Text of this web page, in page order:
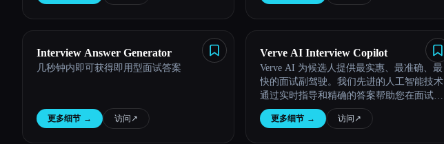
Interview Answer Generator
几秒钟内即可获得即用型面试答案
更多细节 → 访问 ↗︎
Verve AI Interview Copilot
Verve AI 为候选人提供最实惠、最准确、最
快的面试副驾驶。我们先进的人工智能技术
通过实时指导和精确的答案帮助您在面试中
脱颖而出。
更多细节 → 访问 ↗︎